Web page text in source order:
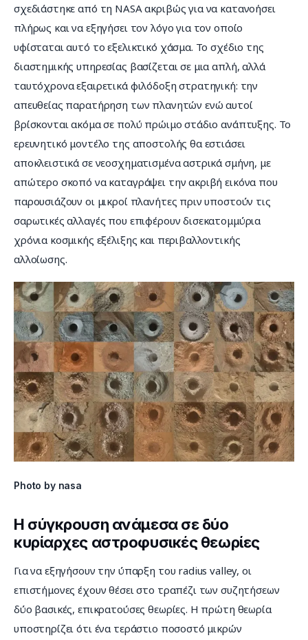
σχεδιάστηκε από τη NASA ακριβώς για να κατανοήσει
πλήρως και να εξηγήσει τον λόγο για τον οποίο
υφίσταται αυτό το εξελικτικό χάσμα. Το σχέδιο της
διαστημικής υπηρεσίας βασίζεται σε μια απλή, αλλά
ταυτόχρονα εξαιρετικά φιλόδοξη στρατηγική: την
απευθείας παρατήρηση των πλανητών ενώ αυτοί
βρίσκονται ακόμα σε πολύ πρώιμο στάδιο ανάπτυξης. Το
ερευνητικό μοντέλο της αποστολής θα εστιάσει
αποκλειστικά σε νεοσχηματισμένα αστρικά σμήνη, με
απώτερο σκοπό να καταγράψει την ακριβή εικόνα που
παρουσιάζουν οι μικροί πλανήτες πριν υποστούν τις
σαρωτικές αλλαγές που επιφέρουν δισεκατομμύρια
χρόνια κοσμικής εξέλιξης και περιβαλλοντικής
αλλοίωσης.
Photo by nasa
Η σύγκρουση ανάμεσα σε δύο
κυρίαρχες αστροφυσικές θεωρίες
Για να εξηγήσουν την ύπαρξη του radius valley, οι
επιστήμονες έχουν θέσει στο τραπέζι των συζητήσεων
δύο βασικές, επικρατούσες θεωρίες. Η πρώτη θεωρία
υποστηρίζει ότι ένα τεράστιο ποσοστό μικρών